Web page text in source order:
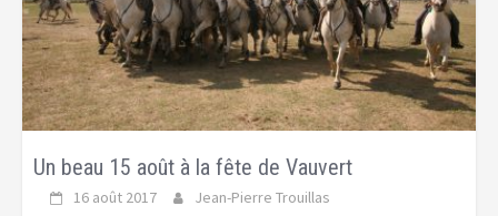
Un beau 15 août à la fête de Vauvert
16 août 2017 Jean-Pierre Trouillas